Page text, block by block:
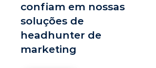
confiam em nossas
soluções de
headhunter de
marketing